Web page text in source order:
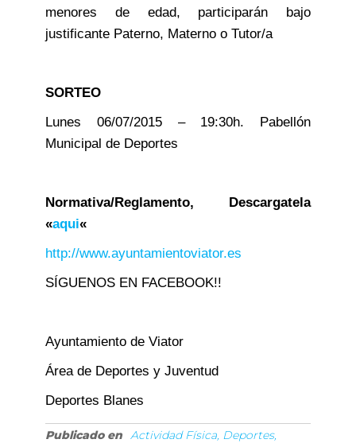
menores de edad, participarán bajo
justificante Paterno, Materno o Tutor/a
SORTEO
Lunes 06/07/2015 – 19:30h. Pabellón
Municipal de Deportes
Normativa/Reglamento, Descargatela
«aqui«
http://www.ayuntamientoviator.es
SÍGUENOS EN FACEBOOK!!
Ayuntamiento de Viator
Área de Deportes y Juventud
Deportes Blanes
Publicado en Actividad Física, Deportes,